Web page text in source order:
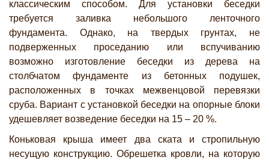
классическим способом. Для установки беседки
требуется заливка небольшого ленточного
фундамента. Однако, на твердых грунтах, не
подверженных проседанию или вспучиванию
возможно изготовление беседки из дерева на
столбчатом фундаменте из бетонных подушек,
расположенных в точках межвенцовой перевязки
сруба. Вариант с установкой беседки на опорные блоки
удешевляет возведение беседки на 15 – 20 %.
Коньковая крыша имеет два ската и стропильную
несущую конструкцию. Обрешетка кровли, на которую